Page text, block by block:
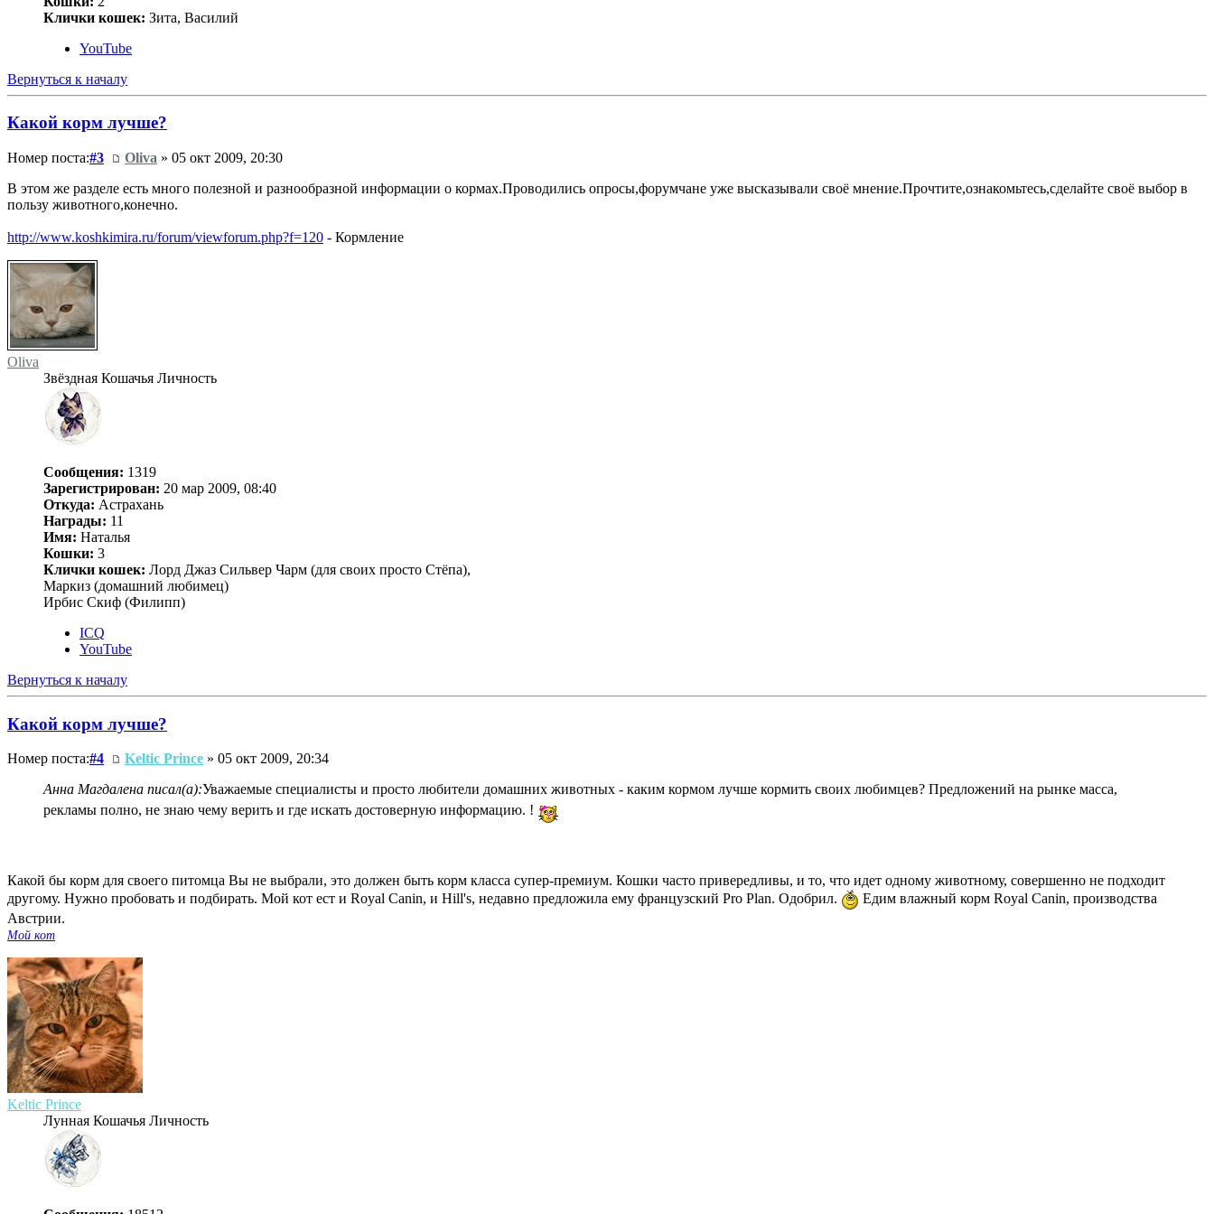
Клички кошек: Зита, Василий
YouTube
Вернуться к началу
Какой корм лучше?
Номер поста:#3 Oliva » 05 окт 2009, 20:30
В этом же разделе есть много полезной и разнообразной информации о кормах.Проводились опросы,форумчане уже высказывали своё мнение.Прочтите,ознакомьтесь,сделайте своё выбор в
пользу животного,конечно.
http://www.koshkimira.ru/forum/viewforum.php?f=120 - Кормление
Oliva
Звёздная Кошачья Личность
Сообщения: 1319
Зарегистрирован: 20 мар 2009, 08:40
Откуда: Астрахань
Награды: 11
Имя: Наталья
Кошки: 3
Клички кошек: Лорд Джаз Сильвер Чарм (для своих просто Стёпа),
Маркиз (домашний любимец)
Ирбис Скиф (Филипп)
ICQ
YouTube
Вернуться к началу
Какой корм лучше?
Номер поста:#4 Keltic Prince » 05 окт 2009, 20:34
Анна Магдалена писал(а):Уважаемые специалисты и просто любители домашних животных - каким кормом лучше кормить своих любимцев? Предложений на рынке масса,
рекламы полно, не знаю чему верить и где искать достоверную информацию. !
Какой бы корм для своего питомца Вы не выбрали, это должен быть корм класса супер-премиум. Кошки часто привередливы, и то, что идет одному животному, совершенно не подходит
другому. Нужно пробовать и подбирать. Мой кот ест и Royal Canin, и Hill's, недавно предложила ему французский Pro Plan. Одобрил.
Едим влажный корм Royal Canin, производства
Австрии.
Мой кот
Keltic Prince
Лунная Кошачья Личность